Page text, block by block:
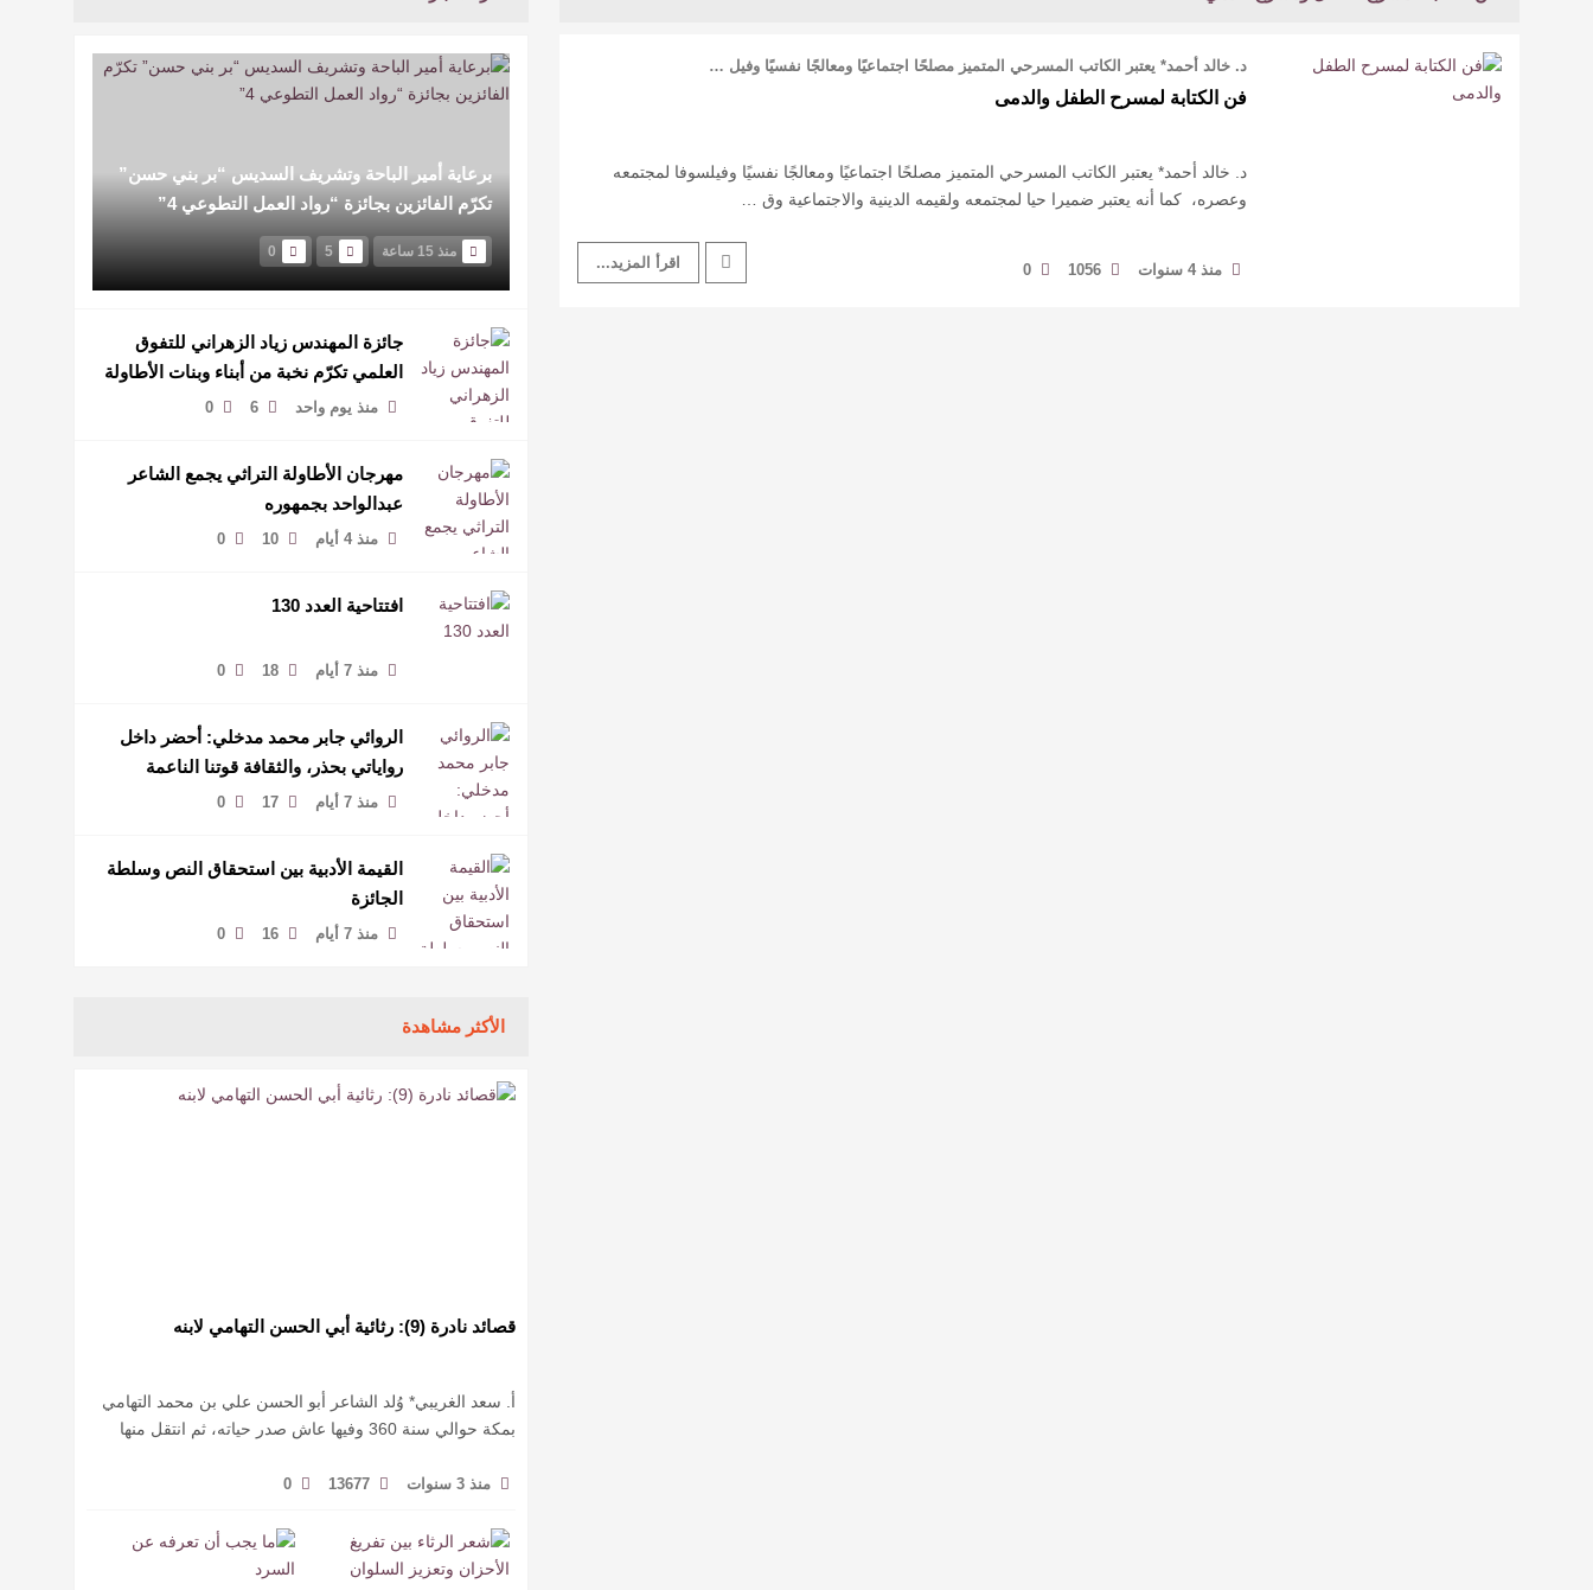
برعاية أمير الباحة وتشريف السديس “بر بني حسن”
تكرّم الفائزين بجائزة “رواد العمل التطوعي 4”
منذ 15 ساعة 5
0
جائزة المهندس زياد الزهراني للتفوق
العلمي تكرّم نخبة من أبناء وبنات الأطاولة
منذ يوم واحد 6
0
مهرجان الأطاولة التراثي يجمع الشاعر
عبدالواحد بجمهوره
منذ 4 أيام 10
0
افتتاحية العدد 130
منذ 7 أيام 18
0
الروائي جابر محمد مدخلي: أحضر داخل
رواياتي بحذر، والثقافة قوتنا الناعمة
لمخاطبة العالم.
منذ 7 أيام 17
0
القيمة الأدبية بين استحقاق النص وسلطة
الجائزة
منذ 7 أيام 16
0
الأكثر مشاهدة
قصائد نادرة (9): رثائية أبي الحسن التهامي لابنه
أ. سعد الغريبي* وُلد الشاعر أبو الحسن علي بن محمد التهامي
بمكة حوالي سنة 360 وفيها عاش صدر حياته، ثم انتقل منها
منذ 3 سنوات 13677
0
د. خالد أحمد* يعتبر الكاتب المسرحي المتميز مصلحًا اجتماعيًا ومعالجًا نفسيًا وفيل …
فن الكتابة لمسرح الطفل والدمى
د. خالد أحمد* يعتبر الكاتب المسرحي المتميز مصلحًا اجتماعيًا ومعالجًا نفسيًا وفيلسوفا لمجتمعه
وعصره، كما أنه يعتبر ضميرا حيا لمجتمعه ولقيمه الدينية والاجتماعية وق …
منذ 4 سنوات 1056
0 اقرأ المزيد...